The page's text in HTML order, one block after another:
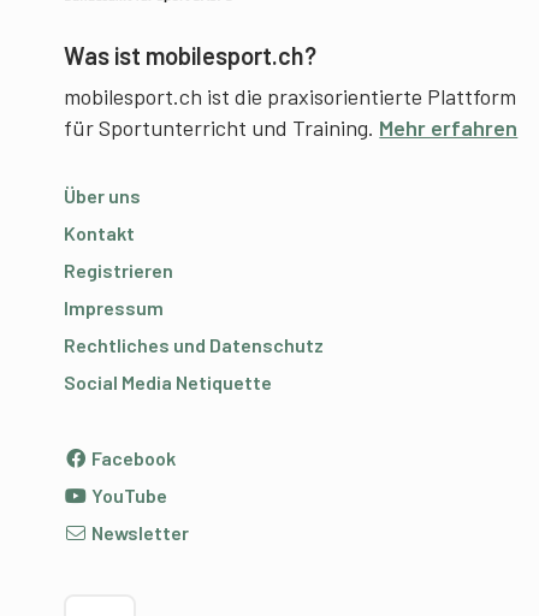
Was ist mobilesport.ch?
mobilesport.ch ist die praxisorientierte Plattform
für Sportunterricht und Training. Mehr erfahren
Über uns
Kontakt
Registrieren
Impressum
Rechtliches und Datenschutz
Social Media Netiquette
Facebook
YouTube
Newsletter